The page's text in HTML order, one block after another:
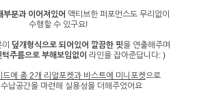
부분과 이어져있어 액티브한 퍼포먼스도 무리없이
수행할 수 있구요!
덮개형식으로 되어있어 깔끔한 핏을 연출해주며
턱주름으로 부해보임없이 라인을 잡아준답니다: )
드에 총 2개 리얼포켓과 바스트에 미니포켓으로
납공간을 마련해 실용성을 더해주었어요